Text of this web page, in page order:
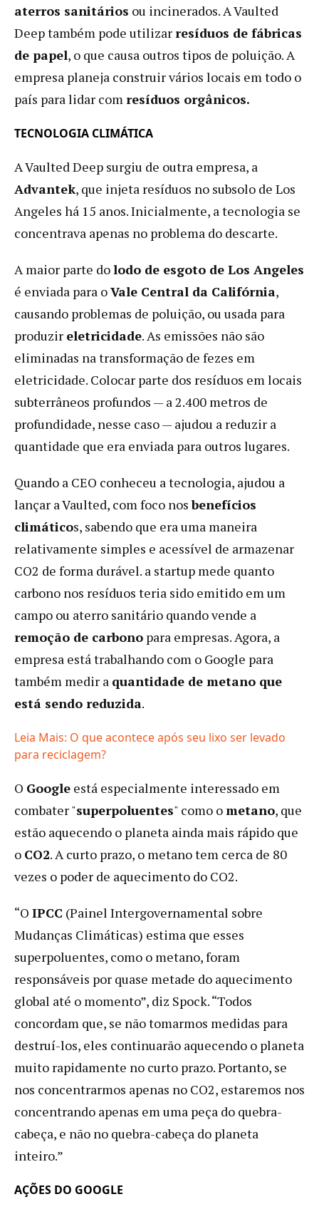
aterros sanitários ou incinerados. A Vaulted
Deep também pode utilizarresíduos de fábricas
de papel, o que causa outros tipos de poluição. A
empresa planeja construir vários locais em todo o
país para lidar comresíduos orgânicos.
TECNOLOGIA CLIMÁTICA
A Vaulted Deep surgiu de outra empresa, a
Advantek, que injeta resíduos no subsolo de Los
Angeles há 15 anos. Inicialmente, a tecnologia se
concentrava apenas no problema do descarte.
A maior parte dolodo de esgoto de Los Angeles
é enviada para oVale Central da Califórnia,
causando problemas de poluição, ou usada para
produzir eletricidade. As emissões não são
eliminadas na transformação de fezes em
eletricidade. Colocar parte dos resíduos em locais
subterrâneos profundos — a 2.400 metros de
profundidade, nesse caso — ajudou a reduzir a
quantidade que era enviada para outros lugares.
Quando a CEO conheceu a tecnologia, ajudou a
lançar a Vaulted, com foco nosbenefícios
climáticos, sabendo que era uma maneira
relativamente simples e acessível de armazenar
CO2 de forma durável. a startup mede quanto
carbono nos resíduos teria sido emitido em um
campo ou aterro sanitário quando vende a
remoção de carbono para empresas. Agora, a
empresa está trabalhando com o Google para
também medir a quantidade de metano que
está sendo reduzida.
Leia Mais: O que acontece após seu lixo ser levado
para reciclagem?:
que
o
Google
decidiu
pagar
para
excremento
vaca
no
solo?
O Google está especialmente interessado em
combater "superpoluentes" como ometano, que
estão aquecendo o planeta ainda mais rápido que
o CO2. A curto prazo, o metano tem cerca de 80
vezes o poder de aquecimento do CO2.
“O IPCC (Painel Intergovernamental sobre
Mudanças Climáticas) estima que esses
superpoluentes, como o metano, foram
responsáveis ​​por quase metade do aquecimento
global até o momento”, diz Spock. “Todos
concordam que, se não tomarmos medidas para
destruí-los, eles continuarão aquecendo o planeta
muito rapidamente no curto prazo. Portanto, se
nos concentrarmos apenas no CO2, estaremos nos
concentrando apenas em uma peça do quebra-
cabeça, e não no quebra-cabeça do planeta
inteiro.”
AÇÕES DO GOOGLE